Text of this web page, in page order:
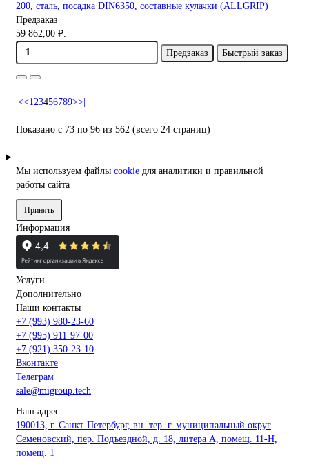
200, сталь, посадка DIN6350, составные кулачки (ALLGRIP)
Предзаказ
59 862,00 ₽.
Предзаказ
Быстрый заказ
|<<123456789>>|
Показано с 73 по 96 из 562 (всего 24 страниц)
Мы используем файлы cookie для аналитики и правильной
работы сайта
Принять
Информация
Услуги
Дополнительно
Наши контакты
+7 (993) 980-23-60
+7 (995) 911-97-00
+7 (921) 350-23-10
Вконтакте
Телеграм
sale@migroup.tech
Наш адрес
190013, г. Санкт-Петербург, вн. тер. г. муниципальный округ
Семеновский, пер. Подъездной, д. 18, литера А, помещ. 11-Н,
помещ. 1